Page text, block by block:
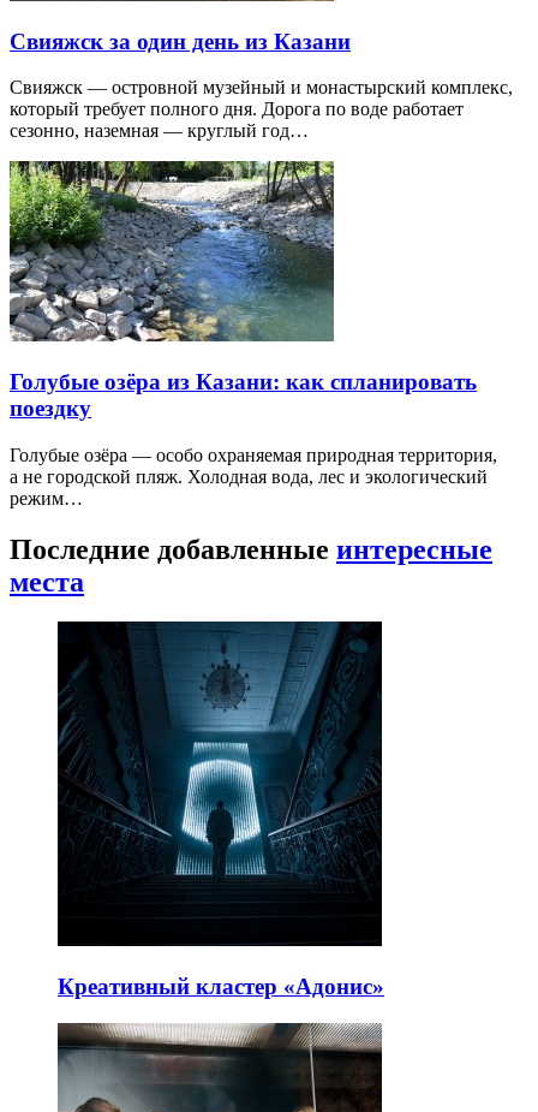
Свияжск за один день из Казани
Свияжск — островной музейный и монастырский комплекс,
который требует полного дня. Дорога по воде работает
сезонно, наземная — круглый год…
Голубые озёра из Казани: как спланировать
поездку
Голубые озёра — особо охраняемая природная территория,
а не городской пляж. Холодная вода, лес и экологический
режим…
Последние добавленные интересные
места
Креативный кластер «Адонис»